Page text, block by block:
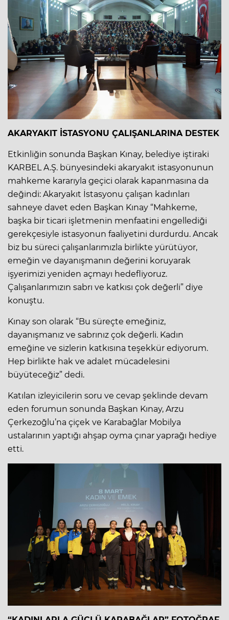
AKARYAKIT İSTASYONU ÇALIŞANLARINA DESTEK
Etkinliğin sonunda Başkan Kınay, belediye iştiraki
KARBEL A.Ş. bünyesindeki akaryakıt istasyonunun
mahkeme kararıyla geçici olarak kapanmasına da
değindi: Akaryakıt İstasyonu çalışan kadınları
sahneye davet eden Başkan Kınay “Mahkeme,
başka bir ticari işletmenin menfaatini engellediği
gerekçesiyle istasyonun faaliyetini durdurdu. Ancak
biz bu süreci çalışanlarımızla birlikte yürütüyor,
emeğin ve dayanışmanın değerini koruyarak
işyerimizi yeniden açmayı hedefliyoruz.
Çalışanlarımızın sabrı ve katkısı çok değerli” diye
konuştu.
Kınay son olarak “Bu süreçte emeğiniz,
dayanışmanız ve sabrınız çok değerli. Kadın
emeğine ve sizlerin katkısına teşekkür ediyorum.
Hep birlikte hak ve adalet mücadelesini
büyüteceğiz” dedi.
Katılan izleyicilerin soru ve cevap şeklinde devam
eden forumun sonunda Başkan Kınay, Arzu
Çerkezoğlu’na çiçek ve Karabağlar Mobilya
ustalarının yaptığı ahşap oyma çınar yaprağı hediye
etti.